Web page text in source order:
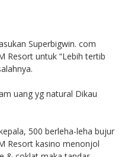
Superbigwin. com
Resort untuk “Lebih tertib
uang yg natural Dikau
500 berleha-leha bujur
Resort kasino menonjol